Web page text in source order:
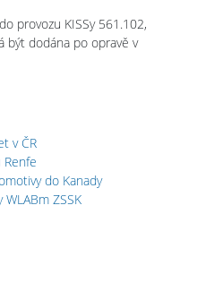
provozu KISSy 561.102,
být dodána po opravě v
v ČR
do Kanady
ZSSK